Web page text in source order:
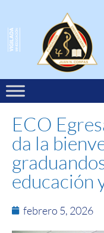
ECO
da la
educación
febrero 5, 2026